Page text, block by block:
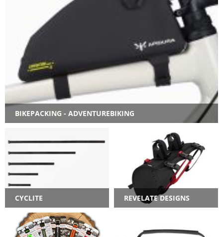
CYCLITE REVELATE DESIGNS
BIKEPACKING - ADVENTUREBIKING